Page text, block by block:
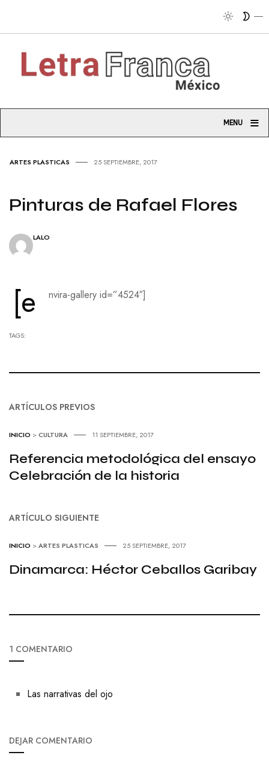
MENU ≡
ARTES PLASTICAS 25 SEPTIEMBRE, 2017
Pinturas de Rafael Flores
LALO
[e nvira-gallery id=”4524″]
TAGS:
ARTÍCULOS PREVIOS
INICIO >CULTURA 11 SEPTIEMBRE, 2017
Referencia metodológica del ensayo
Celebración de la historia
ARTÍCULO SIGUIENTE
INICIO >ARTES PLASTICAS 25 SEPTIEMBRE, 2017
Dinamarca: Héctor Ceballos Garibay
1 COMENTARIO
Las narrativas del ojo
DEJAR COMENTARIO